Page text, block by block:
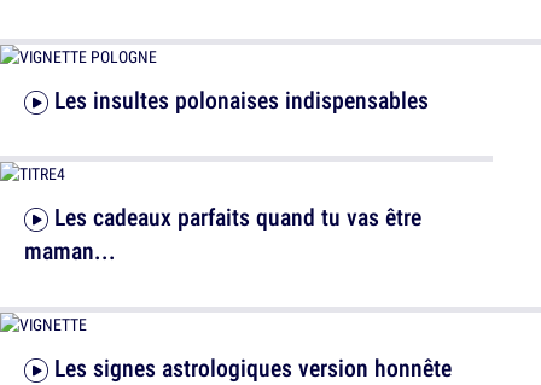
Les insultes polonaises indispensables
maman...
Les signes astrologiques version honnête